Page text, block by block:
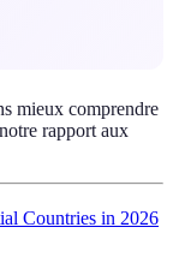
mieux comprendre
rapport aux
Countries in 2026